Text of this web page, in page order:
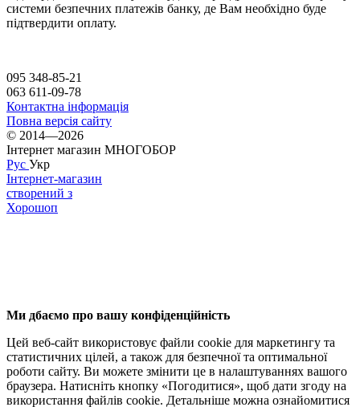
системи безпечних платежів банку, де Вам необхідно буде
підтвердити оплату.
095 348-85-21
063 611-09-78
Контактна інформація
Повна версія сайту
© 2014—2026
Інтернет магазин МНОГОБОР
Рус Укр
Інтернет-магазин
створений з
Хорошоп
Ми дбаємо про вашу конфіденційність
Цей веб-сайт використовує файли cookie для маркетингу та
статистичних цілей, а також для безпечної та оптимальної
роботи сайту. Ви можете змінити це в налаштуваннях вашого
браузера. Натисніть кнопку «Погодитися», щоб дати згоду на
використання файлів cookie. Детальніше можна ознайомитися